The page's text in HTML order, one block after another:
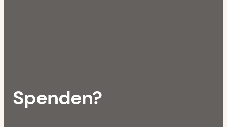
Spenden?